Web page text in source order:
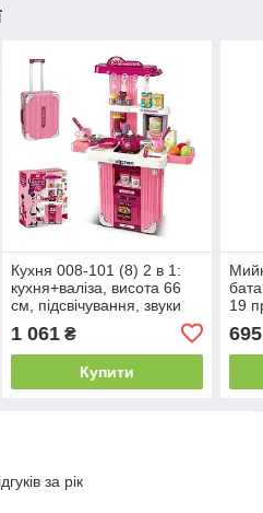
Кухня 008-101 (8) 2 в 1:
кухня+валіза, висота 66
см, підсвічування, звуки
приготування, регуляція
звуку, посуд, продукти,
1 061₴
Купити
19
695
за рік